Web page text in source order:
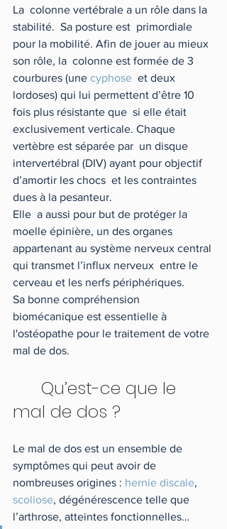
La  colonne vertébrale a un rôle dans la
stabilité.  Sa posture est  primordiale
pour la mobilité. Afin de jouer au mieux
son rôle, la  colonne est formée de 3
courbures (une cyphose
  et deux
lordoses) qui lui permettent d’être 10
fois plus résistante que  si elle était
exclusivement verticale. Chaque
vertèbre est séparée par  un disque
intervertébral (DIV) ayant pour objectif
d’amortir les chocs  et les contraintes
dues à la pesanteur.
Elle  a aussi pour but de protéger la
moelle épinière, un des organes
appartenant au système nerveux central
qui transmet l’influx nerveux  entre le
cerveau et les nerfs périphériques.
Sa bonne compréhension
biomécanique est essentielle à
l'ostéopathe pour le traitement de votre
mal de dos.
mal de dos ?
Le mal de dos est un ensemble de
symptômes qui peut avoir de
nombreuses origines : hernie discale,
scoliose, dégénérescence telle que
l’arthrose, atteintes fonctionnelles…